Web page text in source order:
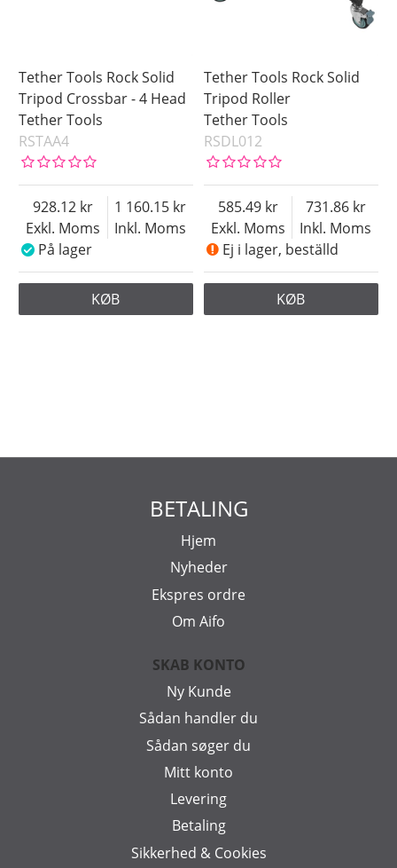
Tether Tools Rock Solid
Tripod Crossbar - 4 Head
Tether Tools
RSTAA4
Exkl. Moms
928.12
Inkl. Moms
1 160.15
På lager
KØB
Tether Tools Rock Solid
Tripod Roller
Tether Tools
RSDL012
Exkl. Moms
585.49
Inkl. Moms
731.86
Ej i lager, beställd
KØB
BETALING
Hjem
Nyheder
Ekspres ordre
Om Aifo
SKAB KONTO
Ny Kunde
Sådan handler du
Sådan søger du
Mitt konto
Levering
Betaling
Sikkerhed & Cookies